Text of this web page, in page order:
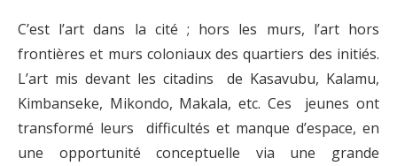
C’est l’art dans la cité ; hors les murs, l’art hors
frontières et murs coloniaux des quartiers des initiés.
L’art mis devant les citadins de Kasavubu, Kalamu,
Kimbanseke, Mikondo, Makala, etc. Ces jeunes ont
transformé leurs difficultés et manque d’espace, en
une opportunité conceptuelle via une grande